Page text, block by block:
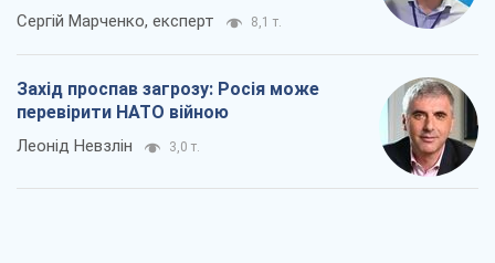
Сергій Марченко, експерт 8,1 т.
Захід проспав загрозу: Росія може
перевірити НАТО війною
Леонід Невзлін 3,0 т.